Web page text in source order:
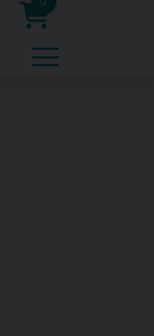
0
prodotti